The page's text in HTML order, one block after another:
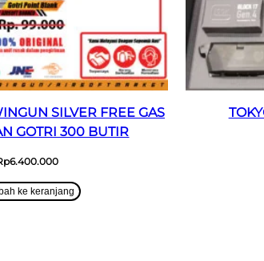
SILVER FREE GAS
GOTRI 300 BUTIR
6.400.000
ke keranjang